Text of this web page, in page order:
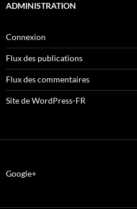
ADMINISTRATION
Connexion
Flux des publications
Flux des commentaires
Site de WordPress-FR
Google+